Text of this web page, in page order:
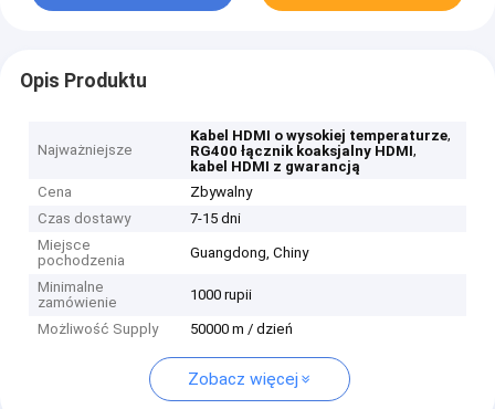
Opis Produktu
Najważniejsze
Kabel HDMI o wysokiej temperaturze,
RG400 łącznik koaksjalny HDMI,
kabel HDMI z gwarancją
Cena
Zbywalny
Czas dostawy
7-15 dni
Miejsce
pochodzenia
Guangdong, Chiny
Minimalne
zamówienie
1000 rupii
Możliwość Supply 50000 m / dzień
Zobacz więcej